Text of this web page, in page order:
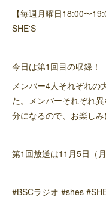
【毎週月曜日18:00〜
SHE'S
今日は第1回目の収録！
メンバー4人それぞれの
た。メンバーそれぞれ
分になるので、お楽しみ
第1回放送は11月5日（
#BSCラジオ #shes